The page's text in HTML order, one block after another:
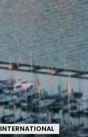
INTERNATIONAL